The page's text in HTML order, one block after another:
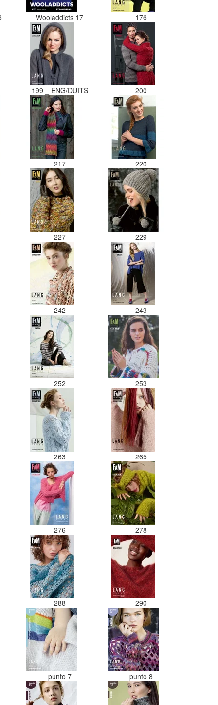
Wooladdicts 17 176
199 _ ENG/DUITS 200
217 220
227 229
242 243
252 253
263 265
276 278
288 290
punto 7 punto 8